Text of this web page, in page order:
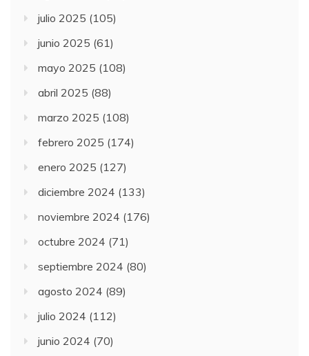
julio 2025 (105)
junio 2025 (61)
mayo 2025 (108)
abril 2025 (88)
marzo 2025 (108)
febrero 2025 (174)
enero 2025 (127)
diciembre 2024 (133)
noviembre 2024 (176)
octubre 2024 (71)
septiembre 2024 (80)
agosto 2024 (89)
julio 2024 (112)
junio 2024 (70)